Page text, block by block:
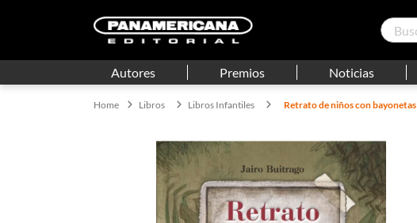
Autores Premios Noticias
Libros Libros Infantiles Retrato de niños con bayonetas